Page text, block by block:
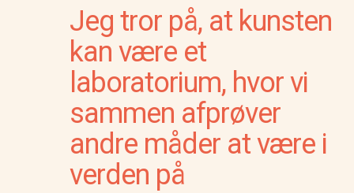
Jeg tror på, at kunsten
kan være et
laboratorium, hvor vi
sammen afprøver
andre måder at være i
verden på